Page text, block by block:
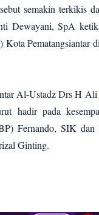
semakin terkikis
Dewayani, SpA
Pematangsiantar
Al-Ustadz Drs H
hadir pada
Fernando, SIK
Ginting.